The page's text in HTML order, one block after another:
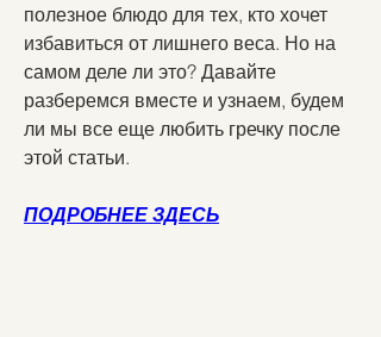
полезное блюдо для тех, кто хочет
избавиться от лишнего веса. Но на
самом деле ли это? Давайте
разберемся вместе и узнаем, будем
ли мы все еще любить гречку после
этой статьи.
ПОДРОБНЕЕ ЗДЕСЬ